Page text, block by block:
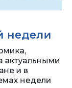
недели
актуальными
и в
недели